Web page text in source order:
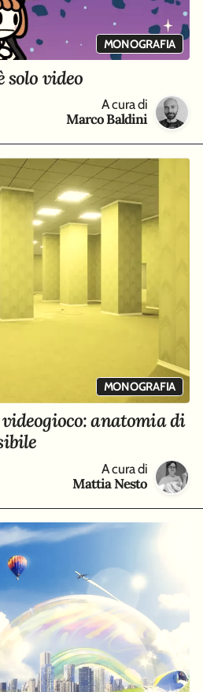
MONOGRAFIA
solo video
A cura di
Marco Baldini
MONOGRAFIA
anatomia di
A cura di
Mattia Nesto